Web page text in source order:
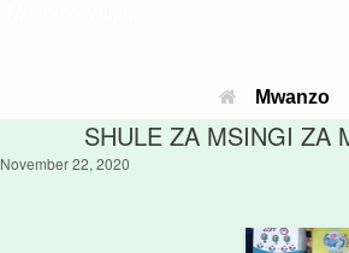
Mwanzo
SHULE ZA MSINGI ZA
November 22, 2020